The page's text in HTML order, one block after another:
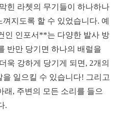
힌 라쳇의 무기들이 하나하나
지도록 할 수 있었습니다. 예
인 인포서**는 다양한 발사 방
반만 당기면 하나의 배럴을
욱 강하게 당기게 되면, 2개의
일으킬 수 있습니다! 그리고
래, 주변의 모든 소리를 들으
.